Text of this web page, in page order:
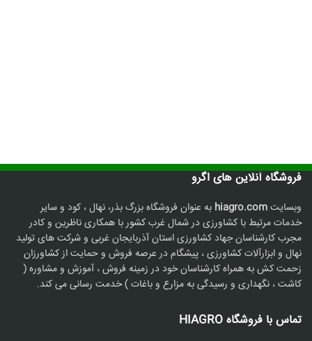
فروشگاه آنلاین های اگرو
وبسایتhiagro.com به عنوان فروشگاه بزرگ بذر، نهال ، کود و سایر
خدمات مرتبط با کشاورزی در شمال غرب کشور با همکاری ناظرین و کادر
مجرب کارشناسان جهاد کشاورزی استان آذربایجان غربی و شرکت های تولید
نهال و ابزارآلات کشاورزی ، پیشگام در عرصه فروش و حمایت از کشاورزان
زحمت کش به همراه کارشناسان خود در زمینه فروش ، آموزش و مشاوره (
کاشت ، نگهداری و رسیدگی به مزارع و باغات ) خدمت رسانی می کند.
تماس با فروشگاه HIAGRO